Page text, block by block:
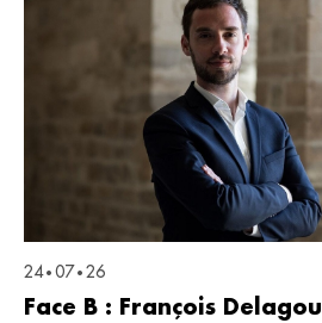
24 • 07 • 26
Face B : François